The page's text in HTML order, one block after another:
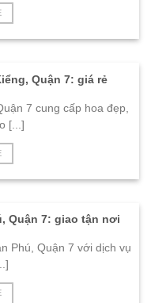
Quận 7: giá rẻ
7 cung cấp hoa đẹp,
[...]
Quận 7: giao tận nơi
Phú, Quận 7 với dịch vụ